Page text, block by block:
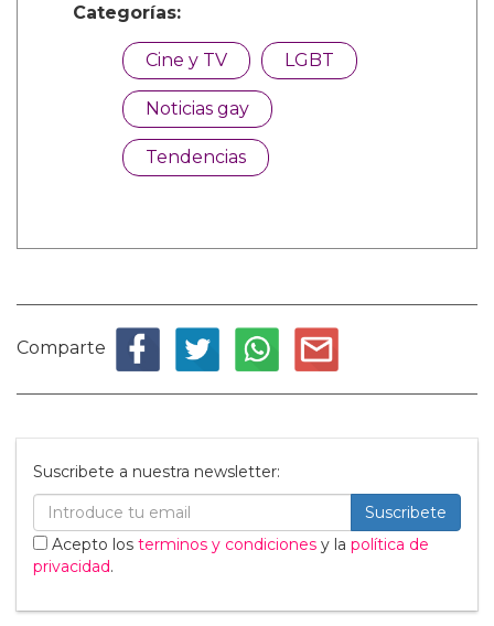
Categorías:
Cine y TV LGBT
Noticias gay
Tendencias
Comparte
Suscribete a nuestra newsletter:
Suscribete
Acepto los terminos y condiciones y la política de
privacidad.